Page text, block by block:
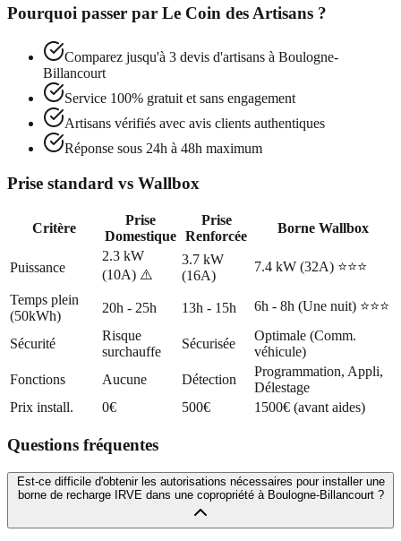
Pourquoi passer par Le Coin des Artisans ?
Comparez jusqu'à 3 devis d'artisans à Boulogne-
Billancourt
Service 100% gratuit et sans engagement
Artisans vérifiés avec avis clients authentiques
Réponse sous 24h à 48h maximum
Prise standard vs Wallbox
Critère
Prise
Domestique
Prise
Renforcée
Borne Wallbox
Puissance
2.3 kW
(10A) ⚠️
3.7 kW
(16A)
7.4 kW (32A) ⭐⭐⭐
Temps plein
(50kWh)
20h - 25h 13h - 15h 6h - 8h (Une nuit) ⭐⭐⭐
Sécurité
Risque
surchauffe
Sécurisée
Optimale (Comm.
véhicule)
Fonctions
Aucune Détection
Programmation, Appli,
Délestage
Prix install.
0€ 500€ 1500€ (avant aides)
Questions fréquentes
Est-ce difficile d'obtenir les autorisations nécessaires pour installer une
borne de recharge IRVE dans une copropriété à Boulogne-Billancourt ?